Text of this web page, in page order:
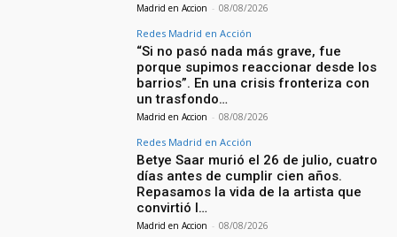
Madrid en Accion - 08/08/2026
Redes Madrid en Acción
“Si no pasó nada más grave, fue
porque supimos reaccionar desde los
barrios”. En una crisis fronteriza con
un trasfondo…
Madrid en Accion - 08/08/2026
Redes Madrid en Acción
Betye Saar murió el 26 de julio, cuatro
días antes de cumplir cien años.
Repasamos la vida de la artista que
convirtió l…
Madrid en Accion - 08/08/2026